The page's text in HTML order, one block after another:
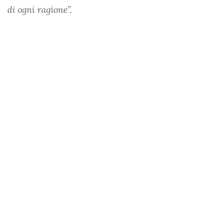
di ogni ragione”.